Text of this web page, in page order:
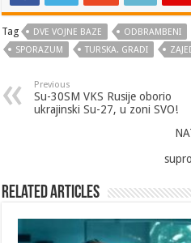
Tag DVE VOJNE BAZE ODBRAMBENI
SPORAZUM
TURSKA. GRADI
Previous
Su-30SM VKS Rusije oborio
ukrajinski Su-27, u zoni SVO!
Related Articles